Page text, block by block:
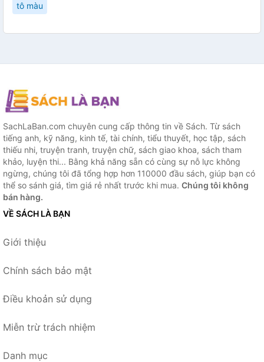
tô màu
SachLaBan.com chuyên cung cấp thông tin về Sách. Từ sách
tiếng anh, kỹ năng, kinh tế, tài chính, tiểu thuyết, học tập, sách
thiếu nhi, truyện tranh, truyện chữ, sách giao khoa, sách tham
khảo, luyện thi... Bằng khả năng sẵn có cùng sự nỗ lực không
ngừng, chúng tôi đã tổng hợp hơn 110000 đầu sách, giúp bạn có
thể so sánh giá, tìm giá rẻ nhất trước khi mua. Chúng tôi không
bán hàng.
VỀ SÁCH LÀ BẠN
Giới thiệu
Chính sách bảo mật
Điều khoản sử dụng
Miễn trừ trách nhiệm
Danh mục